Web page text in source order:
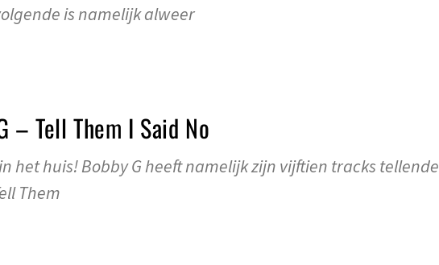
is namelijk alweer
– Tell Them I Said No
het huis! Bobby G heeft namelijk zijn vijftien tracks tellende
Them